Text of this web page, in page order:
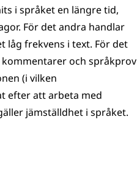
i språket en längre tid,
För det andra handlar
låg frekvens i text. För det
och språkprov
(i vilken
efter att arbeta med
jämställdhet i språket.